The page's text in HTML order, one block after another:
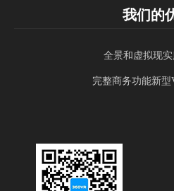
我们的
全景和虚拟现
完整商务功能新型